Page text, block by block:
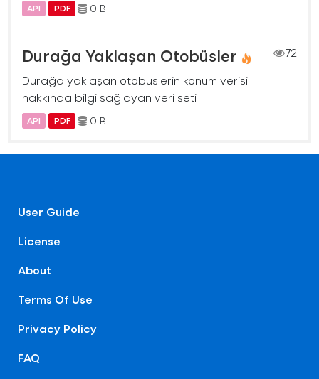
API PDF 0 B
Durağa Yaklaşan Otobüsler
72
Durağa yaklaşan otobüslerin konum verisi
hakkında bilgi sağlayan veri seti
API PDF 0 B
User Guide
License
About
Terms Of Use
Privacy Policy
FAQ